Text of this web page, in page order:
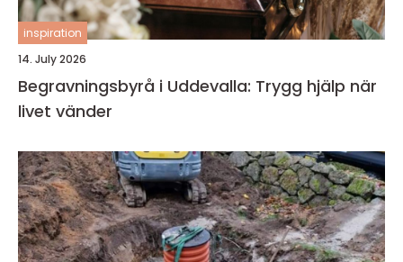
inspiration
14. July 2026
Begravningsbyrå i Uddevalla: Trygg hjälp när
livet vänder